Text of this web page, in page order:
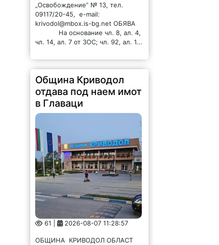
„Освобождение” № 13, тел.
09117/20-45, e-mail:
krivodol@mbox.is-bg.net ОБЯВА
На основание чл. 8, ал. 4,
чл. 14, ал. 7 от ЗОС; чл. 92, ал. 1...
Община Криводол
отдава под наем имот
в Главаци
61 | 2026-08-07 11:28:57
ОБЩИНА КРИВОДОЛ ОБЛАСТ